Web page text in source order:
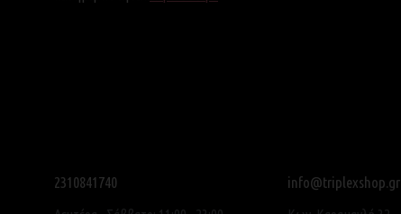
2310841740 info@triplexshop.gr